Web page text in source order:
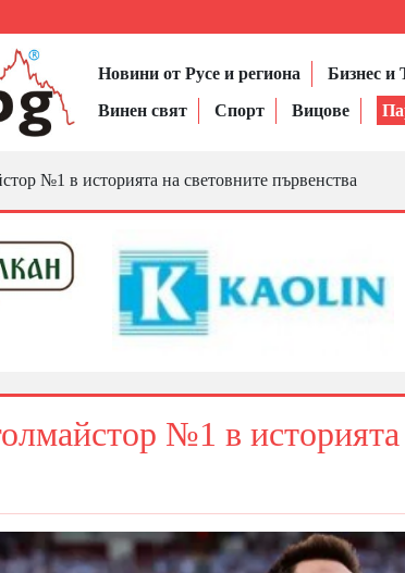
Новини от Русе и региона Бизнес и
Винен свят
Спорт Вицове
№1 в историята на световните първенства
№1 в историята